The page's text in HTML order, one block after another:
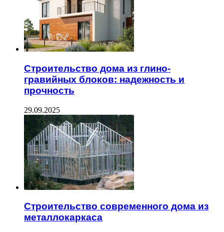
Строительство дома из глино-
гравийных блоков: надежность и
прочность
29.09.2025
Строительство современного дома из
металлокаркаса